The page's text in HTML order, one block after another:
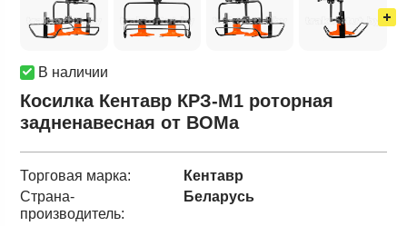
В наличии
Косилка Кентавр КРЗ-М1 роторная
задненавесная от ВОМа
Торговая марка:
Кентавр
Страна-
производитель:
Беларусь